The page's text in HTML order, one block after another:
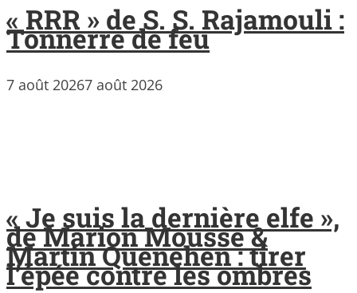
« RRR » de S. S. Rajamouli :
Tonnerre de feu
7 août 20267 août 2026
« Je suis la dernière elfe »,
de Marion Mousse &
Martin Quenehen : tirer
l’épée contre les ombres